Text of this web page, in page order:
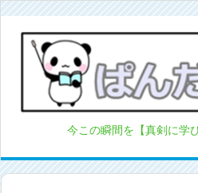
今この瞬間を【真剣に学